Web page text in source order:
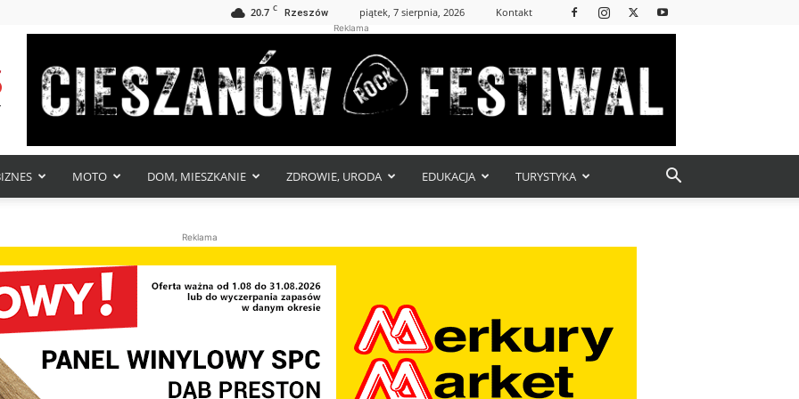
20.7 C Rzeszów piątek, 7 sierpnia, 2026 Kontakt
Reklama
MOTO DOM, MIESZKANIE ZDROWIE, URODA EDUKACJA TURYSTYKA
Reklama